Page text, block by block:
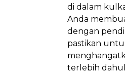
di dalam
Anda
dengan
pastikan
terlebih